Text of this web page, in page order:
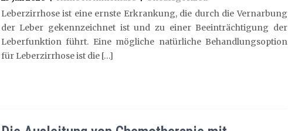
Leberzirrhose ist eine ernste Erkrankung, die durch die Vernarbung
der Leber gekennzeichnet ist und zu einer Beeinträchtigung der
Leberfunktion führt. Eine mögliche natürliche Behandlungsoption
für Leberzirrhose ist die […]